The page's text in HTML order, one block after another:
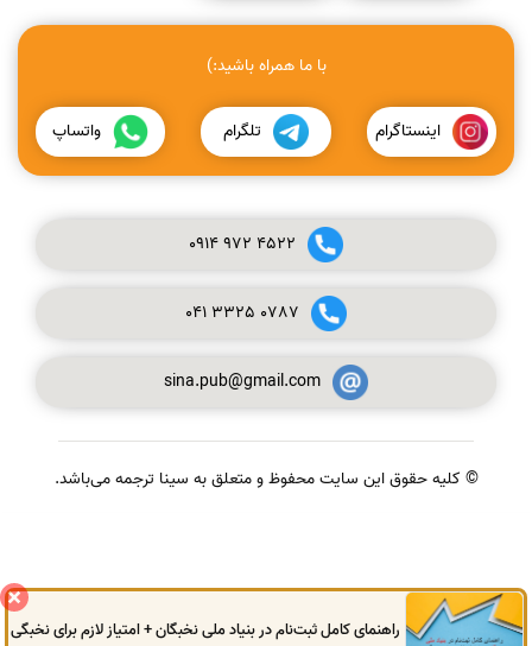
با ما همراه باشید:)
اینستاگرام تلگرام واتساپ
0914972 4522
041 3325 0787
sina.pub@gmail.com
© کلیه حقوق این سایت محفوظ و متعلق به سینا ترجمه می‌باشد.
راهنمای کامل ثبت‌نام در بنیاد ملی نخبگان + امتیاز لازم برای نخبگی
گفتگوی آنلاین